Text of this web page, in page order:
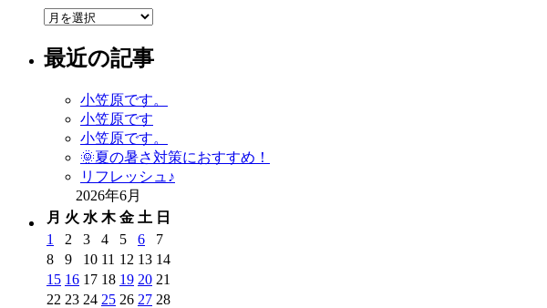
月
ア
ー
最近の記事
小笠原です。
小笠原です
小笠原です。
🌞夏の暑さ対策におすすめ！
リフレッシュ♪
2026年6月
月 火 水 木 金 土 日
1
2 3 4 5 6
7
8
9 10 11 12 13 14
15 16 17 18 19 20 21
22 23 24 25 26 27 28